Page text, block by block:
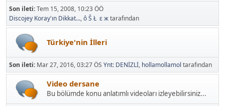
Son ileti:Tem 15, 2008, 10:23 ÖÖ
Discojey Koray'ın Dikkat...,ô Š Ł ε жtarafından
Türkiye'nin İlleri
Son ileti: Mar 27, 2016, 03:27 ÖS Ynt: DENİZLİ, hollamollamol tarafından
Video dersane
Bu bölümde konu anlatımlı videoları izleyebilirsiniz...